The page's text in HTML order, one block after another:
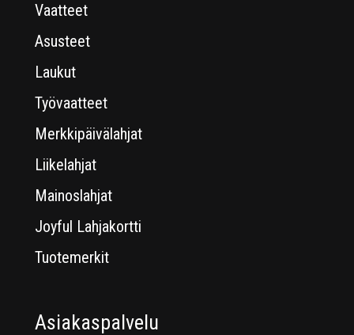
Vaatteet
Asusteet
Laukut
Työvaatteet
Merkkipäivälahjat
Liikelahjat
Mainoslahjat
Joyful Lahjakortti
Tuotemerkit
Asiakaspalvelu